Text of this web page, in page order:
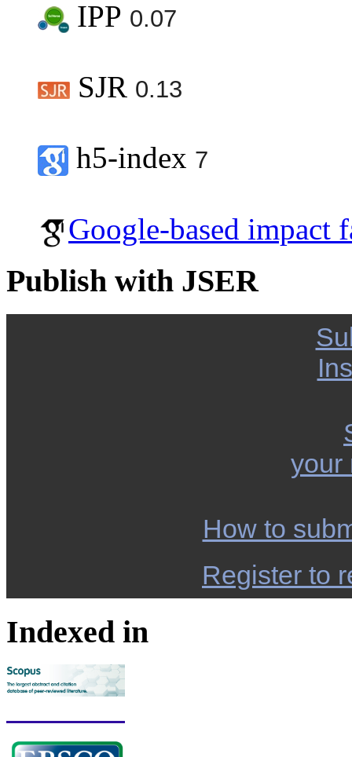
IPP 0.07
SJR 0.13
h5-index 7
Google-based impact
Publish with JSER
your
How to
Register to
Indexed in